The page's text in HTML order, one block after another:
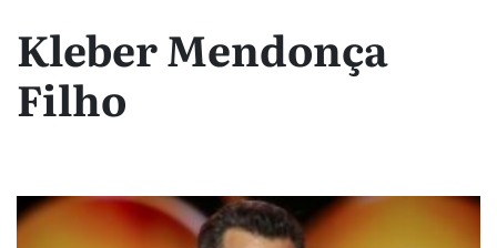
Kleber Mendonça
Filho